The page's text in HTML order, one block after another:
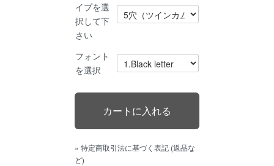
イプを選
択して下
さい
フォント
を選択
» 特定商取引法に基づく表記 (返品な
ど)